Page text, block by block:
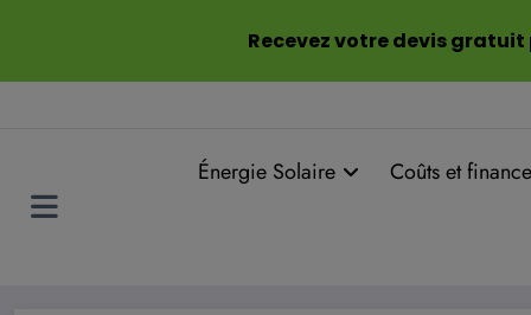
Énergie Solaire Coûts et
Recevez votre devis